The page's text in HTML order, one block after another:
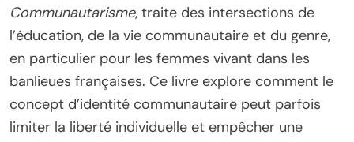
Communautarisme, traite des intersections de
l’éducation, de la vie communautaire et du genre,
en particulier pour les femmes vivant dans les
banlieues françaises. Ce livre explore comment le
concept d’identité communautaire peut parfois
limiter la liberté individuelle et empêcher une